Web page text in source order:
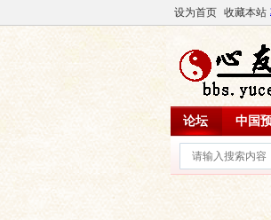
设为首页 收藏本站
论坛 中国